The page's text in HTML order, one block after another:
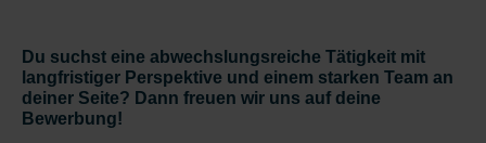
Du suchst eine abwechslungsreiche Tätigkeit mit
langfristiger Perspektive und einem starken Team an
deiner Seite? Dann freuen wir uns auf deine
Bewerbung!